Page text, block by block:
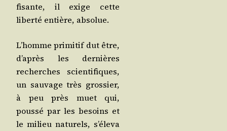
fi­sante, il exige cette
liber­té entière, absolue.
L’homme pri­mi­tif dut être,
d’a­près les der­nières
recherches scien­ti­fiques,
un sau­vage très gros­sier,
à peu près muet qui,
pous­sé par les besoins et
le milieu natu­rels, s’é­le­va